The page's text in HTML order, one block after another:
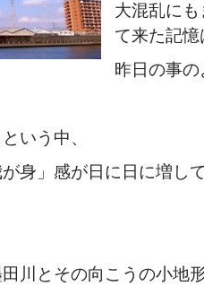
大混乱に
て来た記憶
昨日の事
いう中、
身」感が日に日に増し
川とその向こうの小地